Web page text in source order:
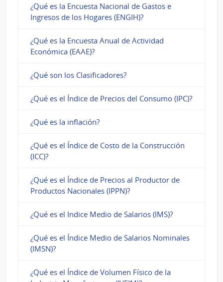
¿Qué es la Encuesta Nacional de Gastos e
Ingresos de los Hogares (ENGIH)?
¿Qué es la Encuesta Anual de Actividad
Económica (EAAE)?
¿Qué son los Clasificadores?
¿Qué es el Índice de Precios del Consumo (IPC)?
¿Qué es la inflación?
¿Qué es el Índice de Costo de la Construcción
(ICC)?
¿Qué es el Índice de Precios al Productor de
Productos Nacionales (IPPN)?
¿Qué es el Indice Medio de Salarios (IMS)?
¿Qué es el Índice Medio de Salarios Nominales
(IMSN)?
¿Qué es el Índice de Volumen Físico de la